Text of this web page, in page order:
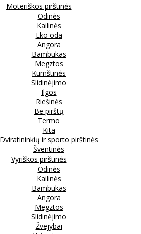
Moteriškos pirštinės
Odinės
Kailinės
Eko oda
Angora
Bambukas
Megztos
Kumštinės
Slidinėjimo
Ilgos
Riešinės
Be pirštų
Termo
Kita
Dviratininkių ir sporto pirštinės
Šventinės
Vyriškos pirštinės
Odinės
Kailinės
Bambukas
Angora
Megztos
Slidinėjimo
Žvejybai